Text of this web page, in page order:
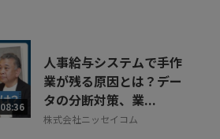
08:36
人事給与システムで手作
業が残る原因とは？デー
タの分断対策、業...
株式会社ニッセイコム